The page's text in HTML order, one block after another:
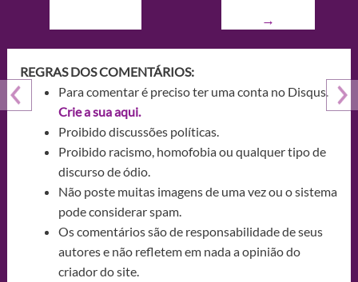
→
REGRAS DOS COMENTÁRIOS:
Para comentar é preciso ter uma conta no Disqus.
Crie a sua aqui.
Proibido discussões políticas.
Proibido racismo, homofobia ou qualquer tipo de
discurso de ódio.
Não poste muitas imagens de uma vez ou o sistema
pode considerar spam.
Os comentários são de responsabilidade de seus
autores e não refletem em nada a opinião do
criador do site.